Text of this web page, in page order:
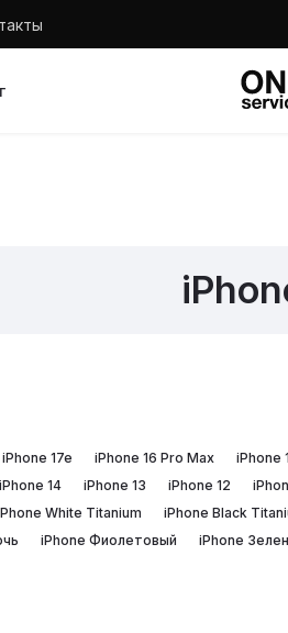
iPhone 17e iPhone 16 Pro Max iPhone
iPhone 14 iPhone 13 iPhone 12
White Titanium iPhone Black
iPhone Фиолетовый iPhone